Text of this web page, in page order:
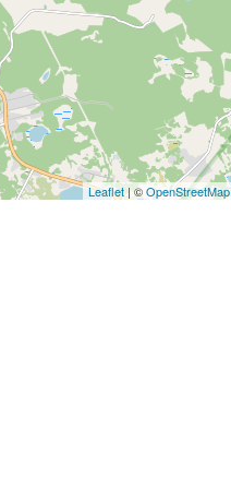
Leaflet | ©OpenStreetMap